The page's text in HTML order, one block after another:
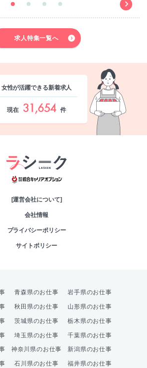
求人特集一覧へ
女性が活躍できる新着求人
現在 31,654 件
[運営会社について]
会社情報
プライバシーポリシー
サイトポリシー
青森県のお仕事 岩手県のお仕事
秋田県のお仕事 山形県のお仕事
茨城県のお仕事 栃木県のお仕事
埼玉県のお仕事 千葉県のお仕事
神奈川県のお仕事 新潟県のお仕事
石川県のお仕事 福井県のお仕事